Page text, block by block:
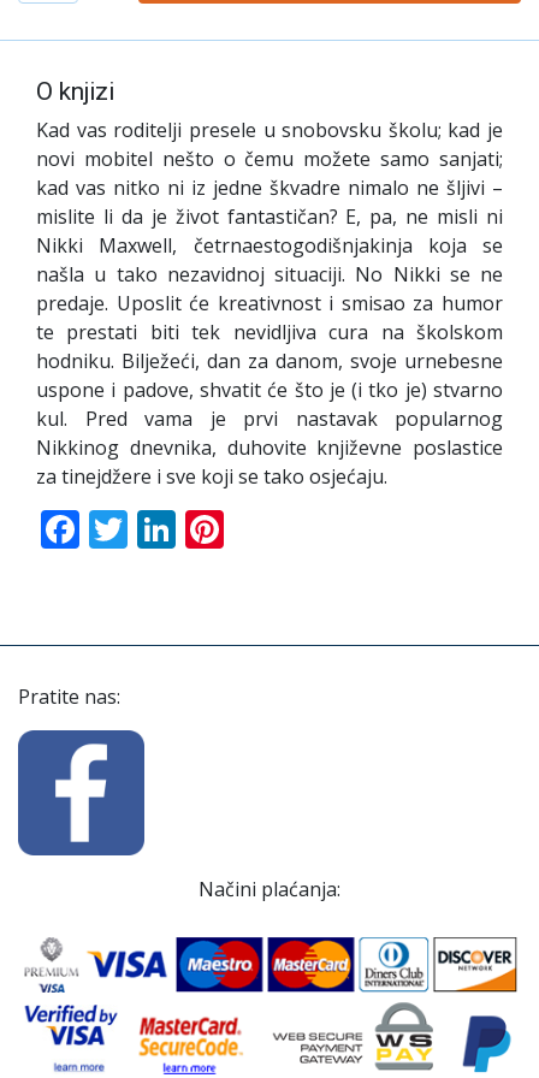
O knjizi
Kad vas roditelji presele u snobovsku školu; kad je
novi mobitel nešto o čemu možete samo sanjati;
kad vas nitko ni iz jedne škvadre nimalo ne šljivi –
mislite li da je život fantastičan? E, pa, ne misli ni
Nikki Maxwell, četrnaestogodišnjakinja koja se
našla u tako nezavidnoj situaciji. No Nikki se ne
predaje. Uposlit će kreativnost i smisao za humor
te prestati biti tek nevidljiva cura na školskom
hodniku. Bilježeći, dan za danom, svoje urnebesne
uspone i padove, shvatit će što je (i tko je) stvarno
kul. Pred vama je prvi nastavak popularnog
Nikkinog dnevnika, duhovite književne poslastice
za tinejdžere i sve koji se tako osjećaju.
Facebook
TwitterLinkedIn
Pratite nas:
Načini plaćanja: